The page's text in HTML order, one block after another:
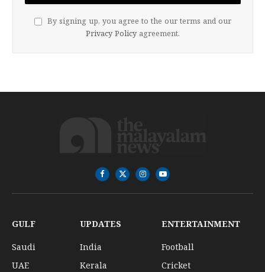
By signing up, you agree to the our terms and our
Privacy Policy agreement.
Facebook
X
(Twitter)
InstagramYouTube
GULF
Saudi
UAE
UPDATES
India
Kerala
ENTERTAINMENT
Football
Cricket